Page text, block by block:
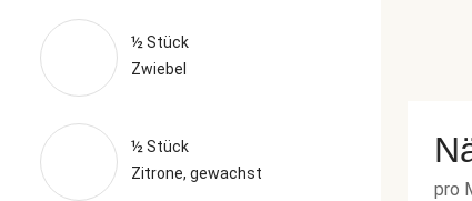
½ Stück
Zwiebel
½ Stück
Zitrone, gewachst
pro